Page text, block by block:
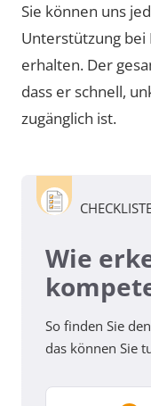
Sie können uns
Unterstützung bei
erhalten. Der
dass er schnell,
zugänglich ist.
Wie
So finden Sie
das können Sie